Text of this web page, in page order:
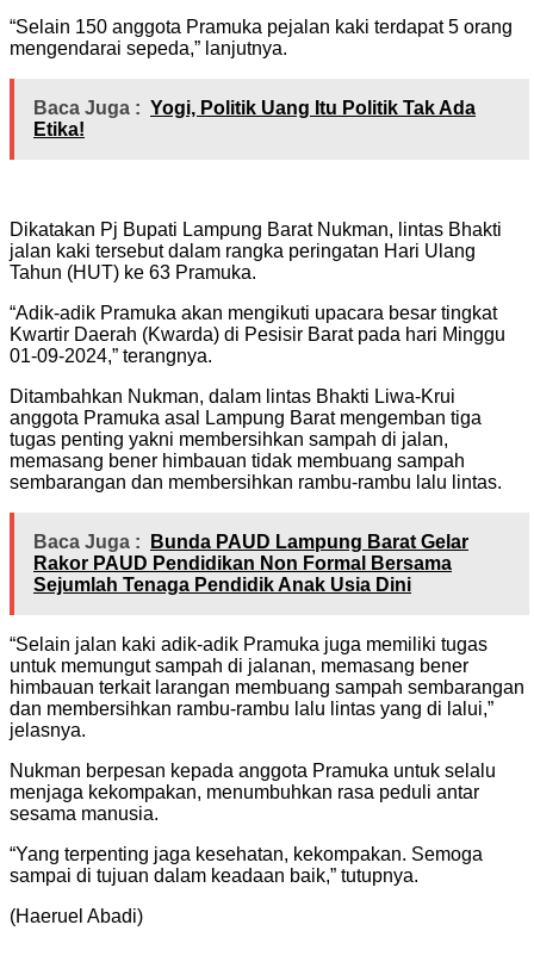
“Selain 150 anggota Pramuka pejalan kaki terdapat 5 orang
mengendarai sepeda,” lanjutnya.
Baca Juga : Yogi, Politik Uang Itu Politik Tak Ada
Etika!
Dikatakan Pj Bupati Lampung Barat Nukman, lintas Bhakti
jalan kaki tersebut dalam rangka peringatan Hari Ulang
Tahun (HUT) ke 63 Pramuka.
“Adik-adik Pramuka akan mengikuti upacara besar tingkat
Kwartir Daerah (Kwarda) di Pesisir Barat pada hari Minggu
01-09-2024,” terangnya.
Ditambahkan Nukman, dalam lintas Bhakti Liwa-Krui
anggota Pramuka asal Lampung Barat mengemban tiga
tugas penting yakni membersihkan sampah di jalan,
memasang bener himbauan tidak membuang sampah
sembarangan dan membersihkan rambu-rambu lalu lintas.
Baca Juga :
Bunda PAUD Lampung Barat Gelar
Rakor PAUD Pendidikan Non Formal Bersama
Sejumlah Tenaga Pendidik Anak Usia Dini
“Selain jalan kaki adik-adik Pramuka juga memiliki tugas
untuk memungut sampah di jalanan, memasang bener
himbauan terkait larangan membuang sampah sembarangan
dan membersihkan rambu-rambu lalu lintas yang di lalui,”
jelasnya.
Nukman berpesan kepada anggota Pramuka untuk selalu
menjaga kekompakan, menumbuhkan rasa peduli antar
sesama manusia.
“Yang terpenting jaga kesehatan, kekompakan. Semoga
sampai di tujuan dalam keadaan baik,” tutupnya.
(Haeruel Abadi)